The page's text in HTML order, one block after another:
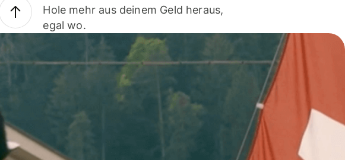
Hole mehr aus deinem Geld heraus,
egal wo.